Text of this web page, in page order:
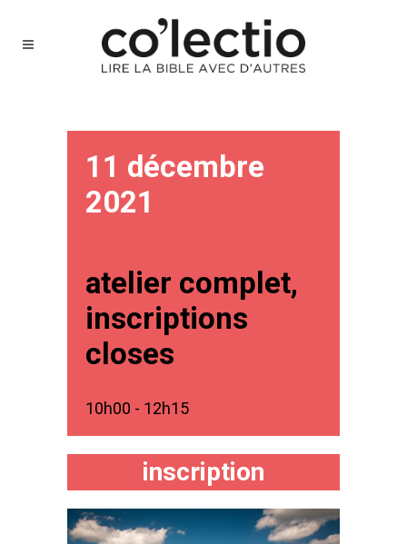
11 décembre
2021
atelier complet,
inscriptions
closes
10h00 - 12h15
inscription